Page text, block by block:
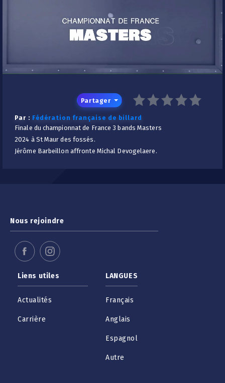
Partager
Par : Fédération française de billard
Finale du championnat de France 3 bands Masters
2024 à St Maur des fossés.
Jérôme Barbeillon affronte Michal Devogelaere.
Nous rejoindre
Liens utiles
Actualités
Carrière
LANGUES
Français
Anglais
Espagnol
Autre